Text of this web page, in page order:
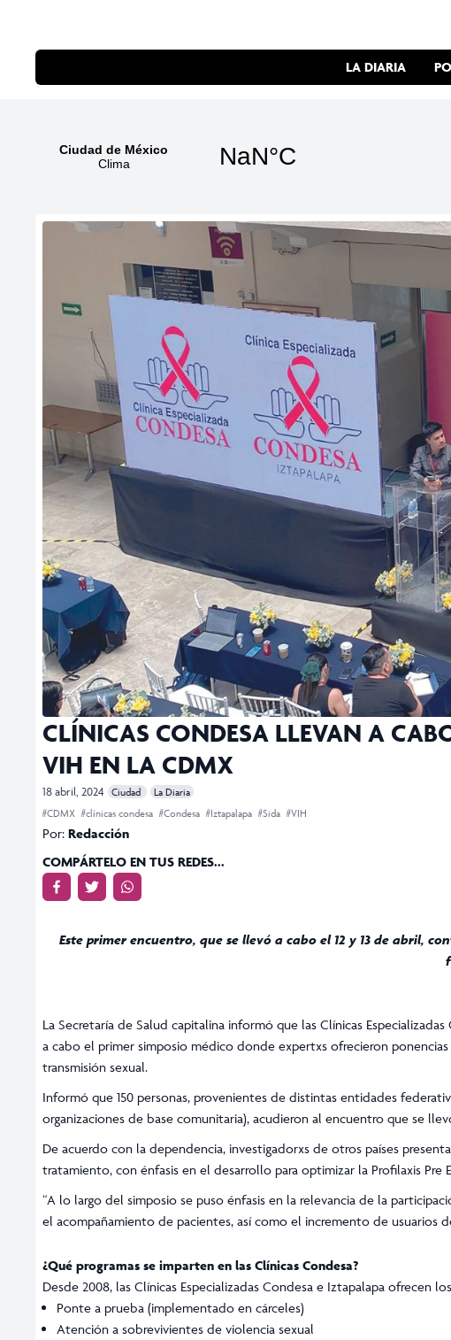
LA DIARIA
CLÍNICAS CONDESA LLEVAN A
VIH EN LA CDMX
18 abril, 2024 Ciudad
La Diaria
#CDMX #clínicas condesa #Condesa #Iztapalapa #Sida #VIH
Por: Redacción
COMPÁRTELO EN TUS REDES...
Este primer encuentro, que se llevó a cabo el 12 y 13 de abril,
La Secretaría de Salud capitalina informó que las Clínicas
a cabo el primer simposio médico donde expertxs ofrecieron
transmisión sexual.
Informó que 150 personas, provenientes de distintas entidades
organizaciones de base comunitaria), acudieron al encuentro que se
De acuerdo con la dependencia, investigadorxs de otros países
tratamiento, con énfasis en el desarrollo para optimizar la Profilaxis Pre
“A lo largo del simposio se puso énfasis en la relevancia de la
el acompañamiento de pacientes, así como el incremento de usuarios de
¿Qué programas se imparten en las Clínicas Condesa?
Desde 2008, las Clínicas Especializadas Condesa e Iztapalapa ofrecen
Ponte a prueba (implementado en cárceles)
Atención a sobrevivientes de violencia sexual